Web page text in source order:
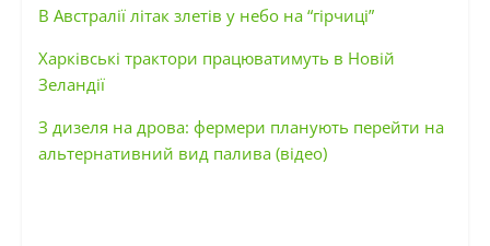
В Австралії літак злетів у небо на “гірчиці”
Харківські трактори працюватимуть в Новій
Зеландії
З дизеля на дрова: фермери планують перейти на
альтернативний вид палива (відео)